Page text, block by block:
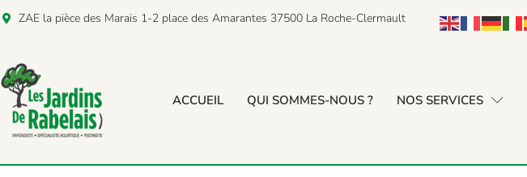
ZAE la pièce des Marais 1-2 place des Amarantes 37500 La Roche-Clermault
ACCUEIL QUI SOMMES-NOUS ? NOS SERVICES